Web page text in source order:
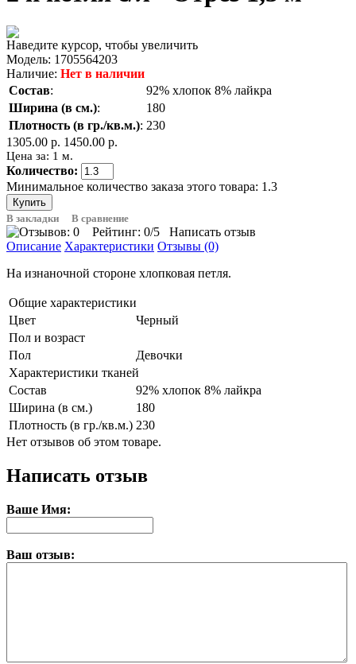
Наведите курсор, чтобы увеличить
Модель: 1705564203
Наличие: Нет в наличии
Состав:
92% хлопок 8% лайкра
Ширина (в см.):
180
Плотность (в гр./кв.м.): 230
1305.00 р. 1450.00 р.
Цена за: 1 м.
Количество:
Минимальное количество заказа этого товара: 1.3
В закладки В сравнение
Рейтинг: 0/5
Написать отзыв
Описание Характеристики Отзывы (0)
На изнаночной стороне хлопковая петля.
Общие характеристики
Цвет
Черный
Пол и возраст
Пол
Девочки
Характеристики тканей
Состав
92% хлопок 8% лайкра
Ширина (в см.)
180
Плотность (в гр./кв.м.) 230
Нет отзывов об этом товаре.
Написать отзыв
Ваше Имя:
Ваш отзыв: